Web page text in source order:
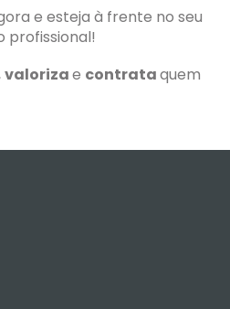
e esteja à frente no seu
profissional!
valorizae contrataquem